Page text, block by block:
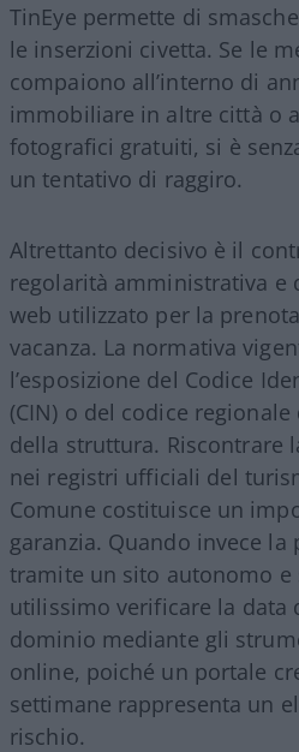
TinEye permette di
le inserzioni civetta. Se le
compaiono all’interno di
immobiliare in altre città o
fotografici gratuiti, si è
un tentativo di raggiro.
Altrettanto decisivo è il
regolarità amministrativa e
web utilizzato per la
vacanza. La normativa
l’esposizione del Codice
(CIN) o del codice
della struttura. Riscontrare
nei registri ufficiali del
Comune costituisce un
garanzia. Quando invece la
tramite un sito autonomo
utilissimo verificare la data
dominio mediante gli
online, poiché un portale
settimane rappresenta un
rischio.